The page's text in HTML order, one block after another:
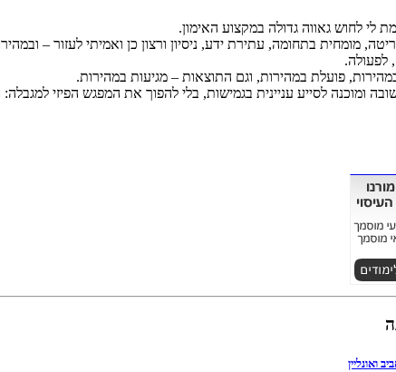
לי לחוש גאווה גדולה במקצוע האימון.
מומחית בתחומה, עתירת ידע, ניסיון ורצון כן ואמיתי לעזור –
לפעולה.
פועלת במהירות, וגם התוצאות – מגיעות במהירות.
ומוכנה לסייע עניינית בגמישות, בלי להפוך את המפגש הפיזי
ואונליין